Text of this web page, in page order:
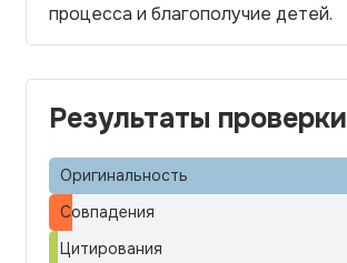
процесса и благополучие детей.
Результаты проверки
Оригинальность
Совпадения
Цитирования